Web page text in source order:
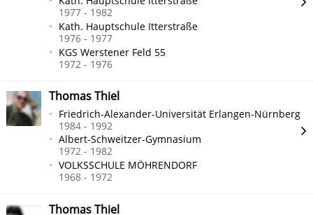
1977 - 1982
Kath. Hauptschule Itterstraße
1976 - 1977
KGS Werstener Feld 55
1972 - 1976
Thomas Thiel
Friedrich-Alexander-Universität Erlangen-Nürnberg
1984 - 1992
Albert-Schweitzer-Gymnasium
1972 - 1982
VOLKSSCHULE MÖHRENDORF
1968 - 1972
Thomas Thiel